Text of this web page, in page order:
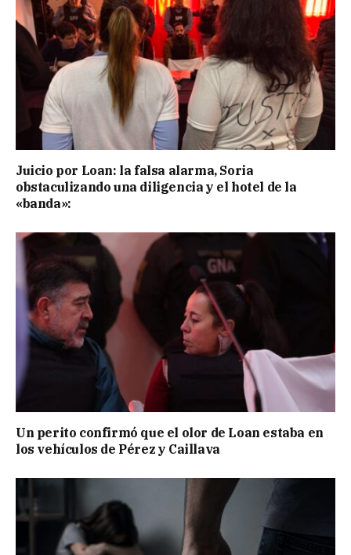
Juicio por Loan: la falsa alarma, Soria
obstaculizando una diligencia y el hotel de la
«banda»:
Un perito confirmó que el olor de Loan estaba en
los vehículos de Pérez y Caillava